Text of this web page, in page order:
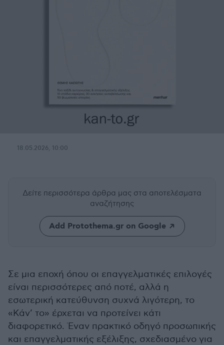
18.05.2026, 10:00
Δείτε περισσότερα άρθρα μας στα αποτελέσματα
αναζήτησης
Add Protothema.gr on Google
Σε μια εποχή όπου οι επαγγελματικές επιλογές
είναι περισσότερες από ποτέ, αλλά η
εσωτερική κατεύθυνση συχνά λιγότερη, το
«Κάν’ το» έρχεται να προτείνει κάτι
διαφορετικό. Έναν πρακτικό οδηγό προσωπικής
και επαγγελματικής εξέλιξης, σχεδιασμένο για